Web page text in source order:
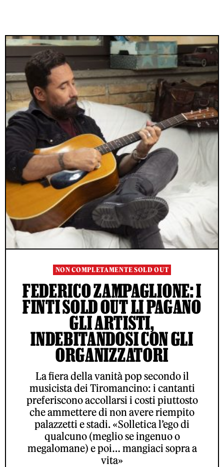
NON COMPLETAMENTE SOLD OUT
FEDERICO ZAMPAGLIONE: I
FINTI SOLD OUT LI PAGANO
GLI ARTISTI,
INDEBITANDOSI CON GLI
ORGANIZZATORI
La fiera della vanità pop secondo il
musicista dei Tiromancino: i cantanti
preferiscono accollarsi i costi piuttosto
che ammettere di non avere riempito
palazzetti e stadi. «Solletica l’ego di
qualcuno (meglio se ingenuo o
megalomane) e poi… mangiaci sopra a
vita»